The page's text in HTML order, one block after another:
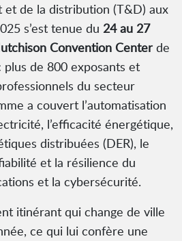
de la distribution (T&D) aux
s’est tenue du 24 au 27
Convention Center de
plus de 800 exposants et
du secteur
a couvert l’automatisation
l’efficacité énergétique,
distribuées (DER), le
et la résilience du
et la cybersécurité.
itinérant qui change de ville
ce qui lui confère une